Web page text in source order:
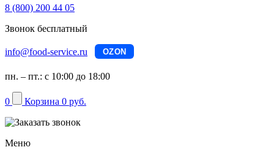
8 (800) 200 44 05
Звонок бесплатный
info@food-service.ru OZON
пн. – пт.: с 10:00 до 18:00
0 Корзина 0 руб.
Меню